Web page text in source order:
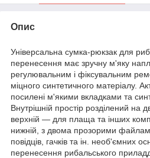
Опис
Універсальна сумка-рюкзак для
перенесення має зручну м'яку
регулювальним і фіксувальним
міцного синтетичного матеріалу.
посилені м'якими вкладками та
Внутрішній простір розділений на
верхній — для плаща та інших
нижній, з двома прозорими
повідців, гачків та ін. необ'ємних
перенесення рибальського